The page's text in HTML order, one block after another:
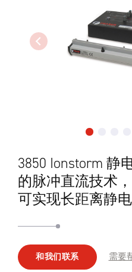
3850 Ionstorm 静
的脉冲直流技术
可实现长距离静电
和我们联系 需要